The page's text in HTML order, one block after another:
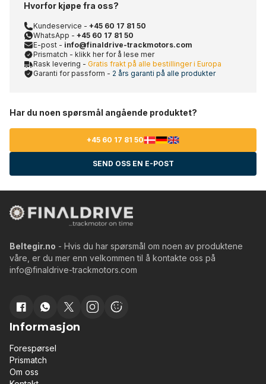
Hvorfor kjøpe fra oss?
Kundeservice - +45 60 17 81 50
WhatsApp - +45 60 17 81 50
E-post - info@finaldrive-trackmotors.com
Prismatch - klikk her for å lese mer
Rask levering - Gratis frakt på alle bestillinger i Europa
Garanti for passform - 2 års garanti på alle produkter
Har du noen spørsmål angående produktet?
+45 60 17 81 50
SEND OSS EN E-POST
Beltegir.no - Hvis du har spørsmål om noen av produktene
våre, er du mer enn velkommen til å kontakte oss på
info@finaldrive-trackmotors.com
Informasjon
Forespørsel
Prismatch
Om oss